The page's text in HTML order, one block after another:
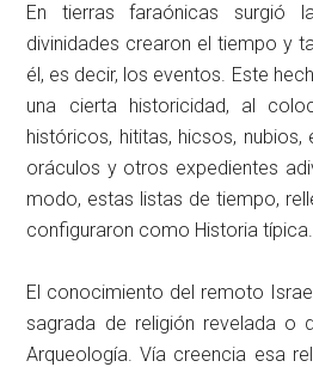
En tierras faraónicas surgió
divinidades crearon el tiempo y
él, es decir, los eventos. Este
una cierta historicidad, al
históricos, hititas, hicsos,
oráculos y otros expedientes
modo, estas listas de tiempo,
configuraron como Historia típica.
El conocimiento del remoto
sagrada de religión revelada o
Arqueología. Vía creencia esa